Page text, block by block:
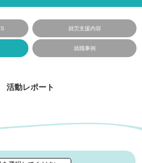
就労支援内容
就職事例
活動レポート